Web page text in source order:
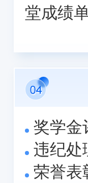
堂成绩
奖学金
违纪处
荣誉表